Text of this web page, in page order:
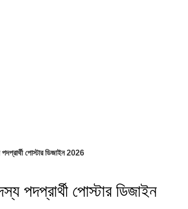
পোস্টার ডিজাইন 2026
পদপ্রার্থী পোস্টার ডিজাইন